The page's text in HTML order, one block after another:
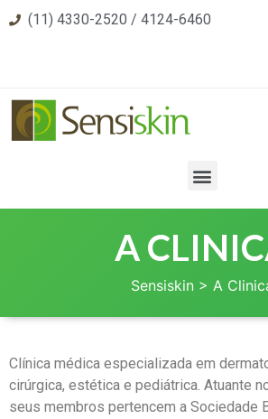
(11) 4330-2520 / 4124-6460
A
Sensiskin > A
Clínica médica especializada em
cirúrgica, estética e pediátrica. Atuante
seus membros pertencem a Sociedade